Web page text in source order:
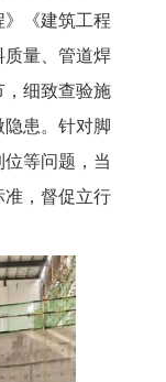
《建筑工程
质量、管道焊
，细致查验施
患。针对脚
等问题，当
准，督促立行